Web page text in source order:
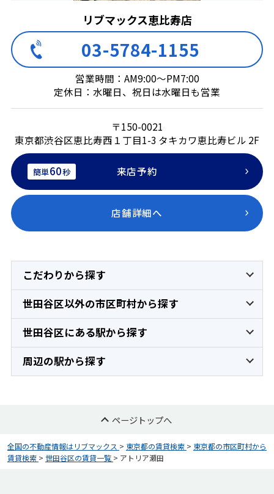
リブマックス恵比寿店
03-5784-1155
営業時間：AM9:00～PM7:00
定休日：水曜日、祝日は水曜日も営業
〒150-0021
東京都渋谷区恵比寿西１丁目1-3 タキカワ恵比寿ビル 2F
簡単60秒 来店予約
店舗詳細へ
こだわりから探す
世田谷区以外の市区町村から探す
世田谷区にある駅から探す
周辺の駅から探す
ページトップへ
全国の不動産情報はリブマックス > 東京都の賃貸検索 > 東京都の市区町村から
賃貸検索 > 世田谷区の賃貸一覧 > アトリア瀬田